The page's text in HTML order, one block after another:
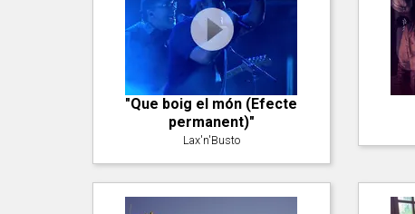
"Que boig el món (Efecte
permanent)"
Lax'n'Busto